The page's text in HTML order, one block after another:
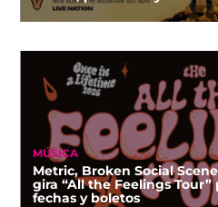
MÚSICA
Metric, Broken Social
gira “All the Feelings
fechas y boletos